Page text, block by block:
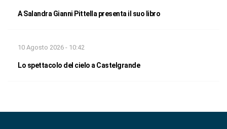
A Salandra Gianni Pittella presenta il suo libro
10 Agosto 2026 - 10:42
Lo spettacolo del cielo a Castelgrande